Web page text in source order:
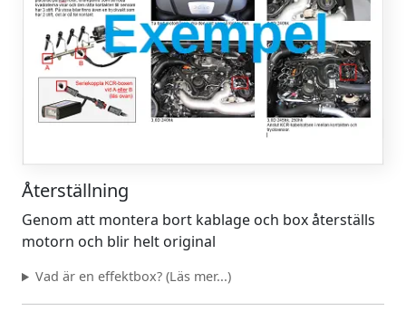
Återställning
Genom att montera bort kablage och box återställs
motorn och blir helt original
Vad är en effektbox? (Läs mer...)